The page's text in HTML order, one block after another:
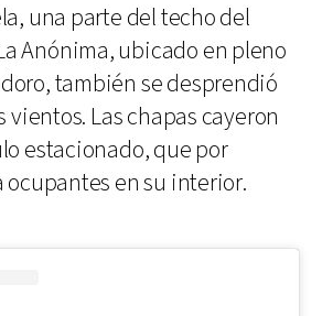
una parte del techo del
Anónima, ubicado en pleno
también se desprendió
vientos. Las chapas cayeron
estacionado, que por
en su interior.